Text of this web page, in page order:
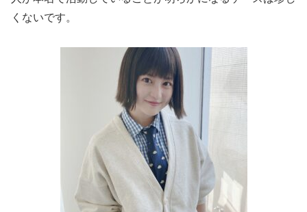
くないです。